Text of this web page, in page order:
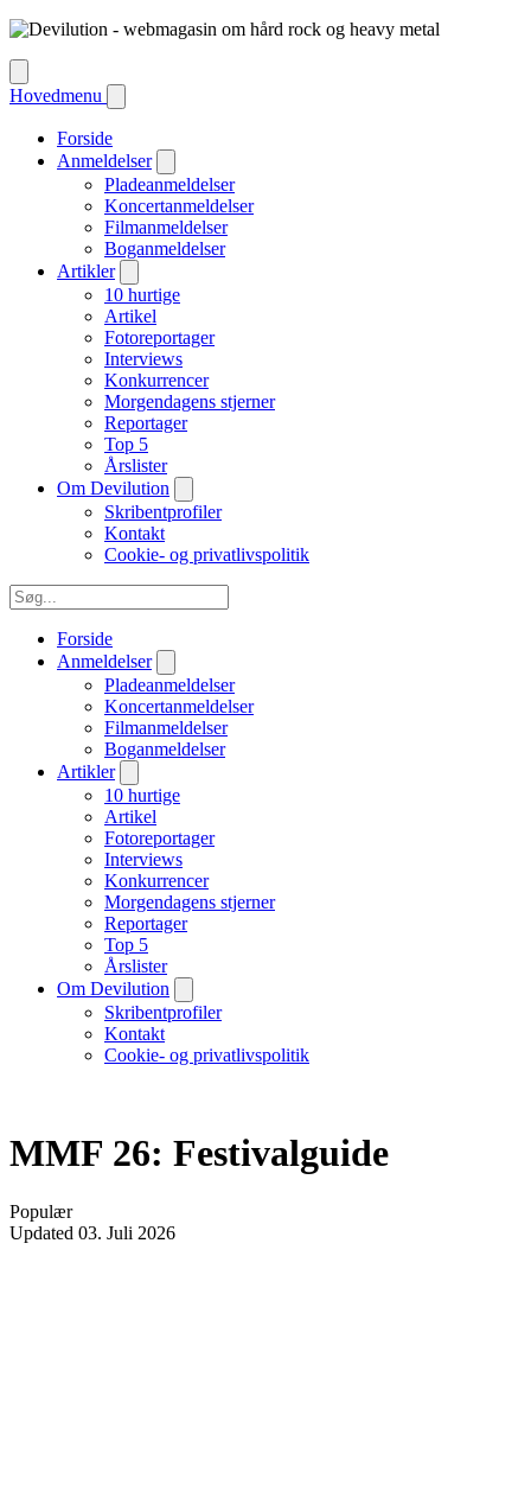
Hovedmenu
Forside
Anmeldelser
Pladeanmeldelser
Koncertanmeldelser
Filmanmeldelser
Boganmeldelser
Artikler
10 hurtige
Artikel
Fotoreportager
Interviews
Konkurrencer
Morgendagens stjerner
Reportager
Top 5
Årslister
Om Devilution
Skribentprofiler
Kontakt
Cookie- og privatlivspolitik
Forside
Anmeldelser
Pladeanmeldelser
Koncertanmeldelser
Filmanmeldelser
Boganmeldelser
Artikler
10 hurtige
Artikel
Fotoreportager
Interviews
Konkurrencer
Morgendagens stjerner
Reportager
Top 5
Årslister
Om Devilution
Skribentprofiler
Kontakt
Cookie- og privatlivspolitik
MMF 26: Festivalguide
Populær
Updated 03. Juli 2026